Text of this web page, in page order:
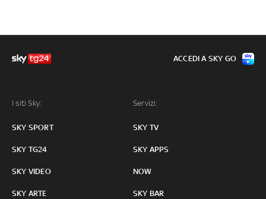
I siti Sky:
SKY SPORT
SKY TG24
SKY VIDEO
SKY ARTE
Servizi:
SKY TV
SKY APPS
NOW
SKY BAR
ACCEDI A SKY GO